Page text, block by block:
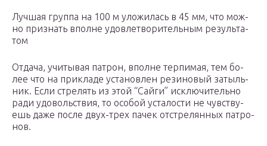
Луч­шая груп­па на 100 м уло­жи­лась в 45 мм, что мож­
но при­знать впол­не удов­ле­тво­ри­тель­ным ре­зуль­та­
том
От­да­ча, учи­ты­вая па­трон, впол­не тер­пи­мая, тем бо­
лее что на при­кла­де ус­та­нов­лен ре­зи­но­вый за­тыль­
ник. Ес­ли стре­лять из этой “Сай­ги” ис­клю­чи­тель­но
ра­ди удо­воль­ст­вия, то осо­бой ус­та­ло­с­ти не чув­ст­ву­
ешь да­же по­сле двух-трех па­чек от­ст­ре­лян­ных па­тро­
нов.